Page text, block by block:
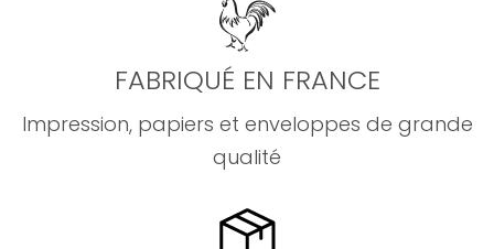
FABRIQUÉ EN FRANCE
Impression, papiers et enveloppes de grande
qualité